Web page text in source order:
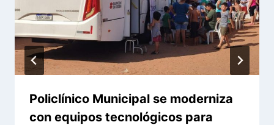
Policlínico Municipal se moderniza
con equipos tecnológicos para